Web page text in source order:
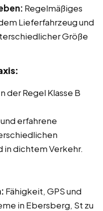
Regelmäßiges
Lieferfahrzeug und
Größe
der Regel Klasse B
erfahrene
dichtem Verkehr.
Fähigkeit, GPS und
in Ebersberg, St zu